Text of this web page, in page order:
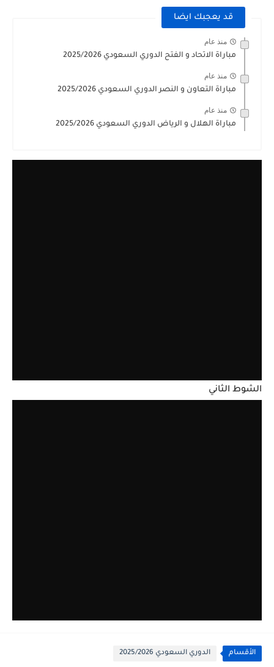
قد يعجبك ايضا
منذ عام
مباراة الاتحاد و الفتح الدوري السعودي 2025/2026
منذ عام
مباراة التعاون و النصر الدوري السعودي 2025/2026
منذ عام
مباراة الهلال و الرياض الدوري السعودي 2025/2026
الشوط الثاني
الأقسام الدوري السعودي 2025/2026